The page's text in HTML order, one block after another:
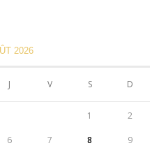
2026
J V S D
1 2
6 7 8 9